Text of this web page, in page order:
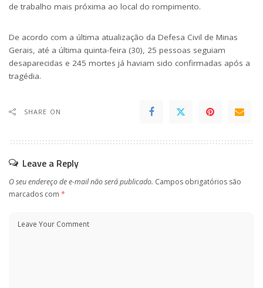
de trabalho mais próxima ao local do rompimento.
De acordo com a última atualização da Defesa Civil de Minas
Gerais, até a última quinta-feira (30), 25 pessoas seguiam
desaparecidas e 245 mortes já haviam sido confirmadas após a
tragédia.
SHARE ON
Leave a Reply
O seu endereço de e-mail não será publicado. Campos obrigatórios são
marcados com *